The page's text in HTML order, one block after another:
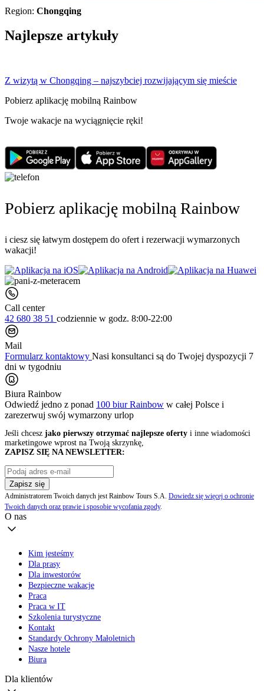
Region: Chongqing
Najlepsze artykuły
Z wizytą w Chongqing – najszybciej rozwijającym się mieście
Pobierz aplikację mobilną Rainbow
Twoje wakacje na wyciągnięcie ręki!
Pobierz aplikację mobilną Rainbow
i ciesz się łatwym dostępem do ofert i rezerwacji wymarzonych
wakacji!
Call center
42 680 38 51 codziennie w godz. 8:00-22:00
Mail
Formularz kontaktowy Nasi konsultanci są do Twojej dyspozycji 7
dni w tygodniu
Biura Rainbow
Odwiedź jedno z ponad 100 biur Rainbow w całej Polsce i
zarezerwuj swój wymarzony urlop
Jeśli chcesz jako pierwszy otrzymać najlepsze oferty i inne wiadomości
marketingowe wprost na Twoją skrzynkę,
ZAPISZ SIĘ NA NEWSLETTER:
Zapisz się
Administratorem Twoich danych jest Rainbow Tours S.A. Dowiedz się więcej o ochronie
Twoich danych oraz prawie i sposobie wycofania zgody.
O nas
Kim jesteśmy
Dla prasy
Dla inwestorów
Bezpieczne wakacje
Praca
Praca w IT
Szkolenia turystyczne
Kontakt
Standardy Ochrony Małoletnich
Nasze hotele
Biura
Dla klientów